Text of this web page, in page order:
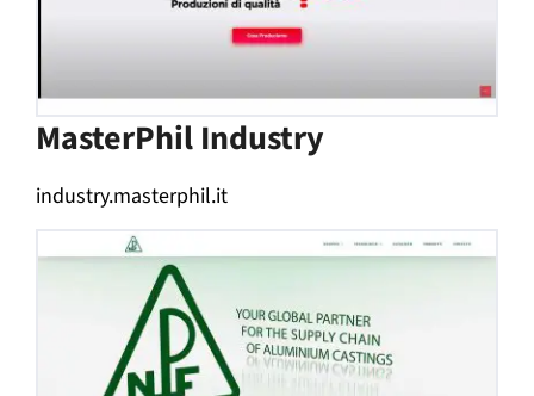
MasterPhil Industry
industry.masterphil.it